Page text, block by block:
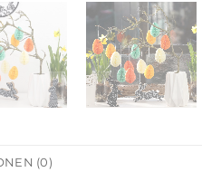
(0)